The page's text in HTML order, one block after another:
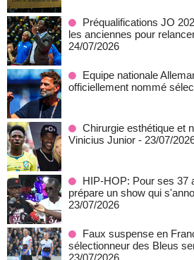
Préqualifications JO
les anciennes pour
24/07/2026
Equipe nationale
officiellement nommé
Chirurgie esthétique et
Vinicius Junior - 23/07/
HIP-HOP: Pour ses 37
prépare un show qui
23/07/2026
Faux suspense en
sélectionneur des Bleus
23/07/2026